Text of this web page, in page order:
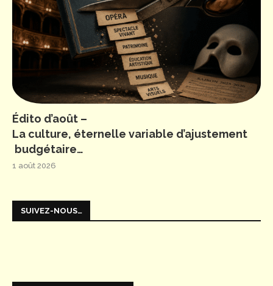
Édito d’août –
La culture, éternelle variable d’ajustement
budgétaire…
1 août 2026
SUIVEZ-NOUS…